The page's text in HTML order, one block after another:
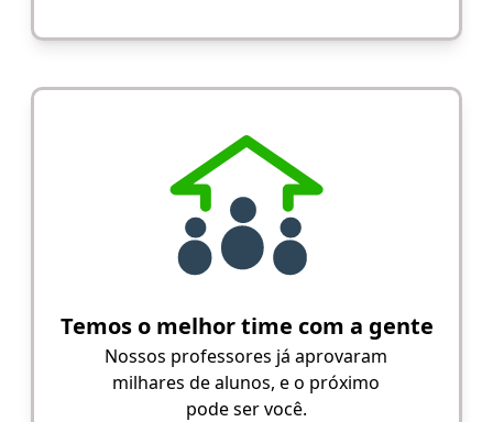
Temos o melhor time com a gente
Nossos professores já aprovaram
milhares de alunos, e o próximo
pode ser você.